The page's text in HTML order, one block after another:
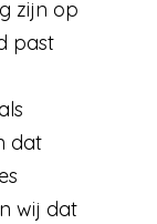
zijn op
past
dat
wij dat